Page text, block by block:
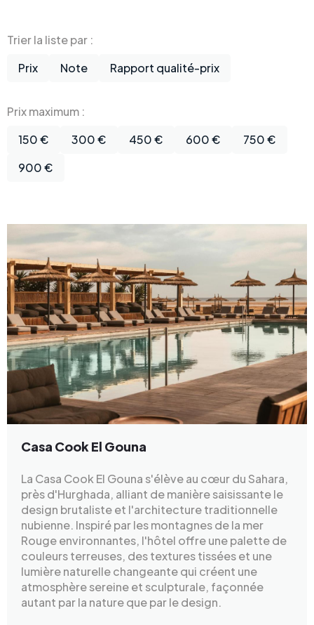
Trier la liste par :
Prix
Note Rapport qualité-prix
Prix maximum :
150 €
300 € 450 € 600 €
750 €
900 €
Casa Cook El Gouna
La Casa Cook El Gouna s'élève au cœur du Sahara,
près d'Hurghada, alliant de manière saisissante le
design brutaliste et l'architecture traditionnelle
nubienne. Inspiré par les montagnes de la mer
Rouge environnantes, l'hôtel offre une palette de
couleurs terreuses, des textures tissées et une
lumière naturelle changeante qui créent une
atmosphère sereine et sculpturale, façonnée
autant par la nature que par le design.